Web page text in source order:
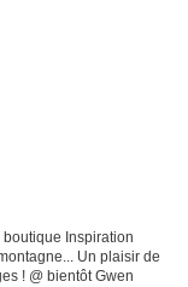
Inspiration
Un plaisir de
! @ bientôt Gwen